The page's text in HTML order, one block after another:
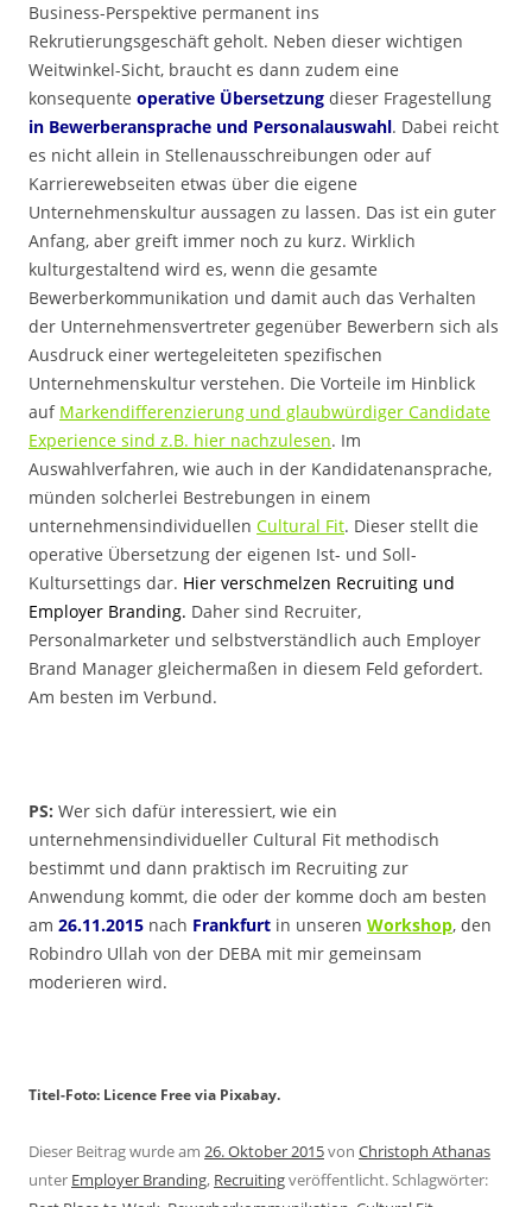
Business-Perspektive permanent ins
Rekrutierungsgeschäft geholt. Neben dieser wichtigen
Weitwinkel-Sicht, braucht es dann zudem eine
konsequente operative Übersetzung dieser Fragestellung
in Bewerberansprache und Personalauswahl. Dabei reicht
es nicht allein in Stellenausschreibungen oder auf
Karrierewebseiten etwas über die eigene
Unternehmenskultur aussagen zu lassen. Das ist ein guter
Anfang, aber greift immer noch zu kurz. Wirklich
kulturgestaltend wird es, wenn die gesamte
Bewerberkommunikation und damit auch das Verhalten
der Unternehmensvertreter gegenüber Bewerbern sich als
Ausdruck einer wertegeleiteten spezifischen
Unternehmenskultur verstehen. Die Vorteile im Hinblick
auf Markendifferenzierung und glaubwürdiger Candidate
Experience sind z.B. hier nachzulesen. Im
Auswahlverfahren, wie auch in der Kandidatenansprache,
münden solcherlei Bestrebungen in einem
unternehmensindividuellen Cultural Fit. Dieser stellt die
operative Übersetzung der eigenen Ist- und Soll-
Kultursettings dar. Hier verschmelzen Recruiting und
Employer Branding. Daher sind Recruiter,
Personalmarketer und selbstverständlich auch Employer
Brand Manager gleichermaßen in diesem Feld gefordert.
Am besten im Verbund.
PS: Wer sich dafür interessiert, wie ein
unternehmensindividueller Cultural Fit methodisch
bestimmt und dann praktisch im Recruiting zur
Anwendung kommt, die oder der komme doch am besten
am 26.11.2015 nach Frankfurt in unseren Workshop, den
Robindro Ullah von der DEBA mit mir gemeinsam
moderieren wird.
Titel-Foto: Licence Free via Pixabay.
Dieser Beitrag wurde am 26. Oktober 2015von Christoph Athanas
unter Employer Branding, Recruitingveröffentlicht. Schlagwörter: